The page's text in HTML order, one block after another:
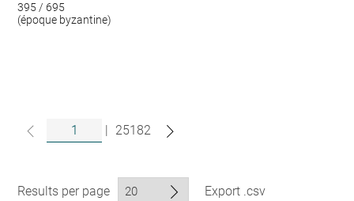
395 / 695
(époque byzantine)
| 25182
Results per page Export .csv